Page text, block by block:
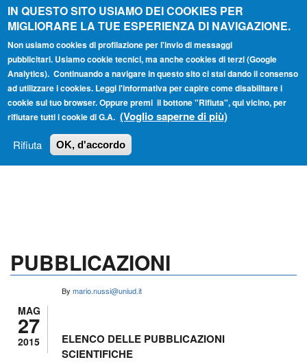
IN QUESTO SITO USIAMO DEI COOKIES PER
MIGLIORARE LA TUE ESPERIENZA DI NAVIGAZIONE.
Non usiamo cookies di profilazione per l'invio di messaggi
pubblicitari. Usiamo cookie tecnici, ma anche cookies di terzi (Google
Analytics). Continuando a navigare in questo sito ci stai dando il consenso
ad utilizzare i cookies. Leggi l'informativa per capire come disabilitare i
cookie sul tuo browser. Oppure premi il bottone "Rifiuta", qui vicino, per
rifiutare tutti i cookie di G.A. (Voglio saperne di più)
Rifiuta OK, d'accordo
Salta al contenuto principale
FORM
DI
RICERCA
Main menu
HOME TUTTI I PROFILI
LOGIN
PUBBLICAZIONI
MAG
27
2015
By mario.nussi@uniud.it
ELENCO DELLE PUBBLICAZIONI
SCIENTIFICHE